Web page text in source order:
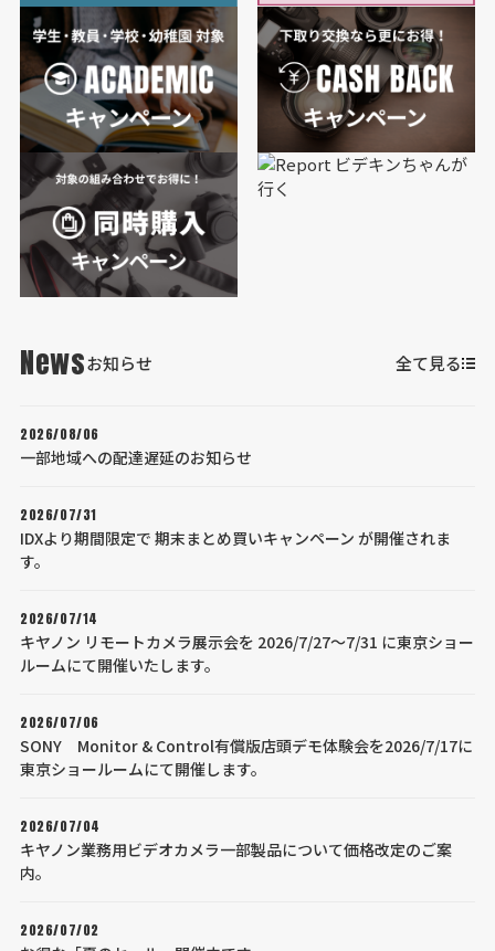
Newsお知らせ 全て見る
2026/08/06
一部地域への配達遅延のお知らせ
2026/07/31
IDXより期間限定で 期末まとめ買いキャンペーン が開催されま
す。
2026/07/14
キヤノン リモートカメラ展示会を 2026/7/27～7/31 に東京ショー
ルームにて開催いたします。
2026/07/06
SONY Monitor & Control有償版店頭デモ体験会を2026/7/17に
東京ショールームにて開催します。
2026/07/04
キヤノン業務用ビデオカメラ一部製品について価格改定のご案
内。
2026/07/02